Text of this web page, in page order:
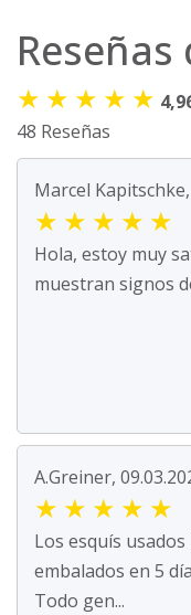
★ ★ ★ ★ ★
48 Reseñas
Marcel
★ ★ ★ ★ ★
Hola, estoy muy
muestran signos
A.Greiner,
★ ★ ★ ★ ★
Los esquís
embalados en 5
Todo gen...